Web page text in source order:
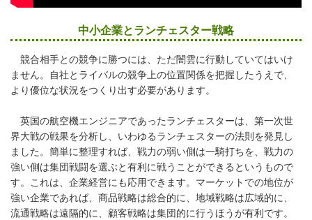
中小企業とランチェスター戦略
競合相手との競争に勝つには、ただ闇雲に行動していてはいけ
ません。自社とライバルの競争上の位置関係を把握したうえで、
より優位な状況をつくり出す必要があります。
英国の航空機エンジニアであったランチェスターは、第一次世
界大戦の戦果を分析し、いわゆるランチェスターの法則を発見し
ました。簡単に整理すれば、戦力の弱い側は一騎打ちを、戦力の
強い側は集団戦闘を選ぶと有利に戦うことができるというもので
す。これは、企業経営にも応用できます。マーケットでの地位が
強い企業であれば、商品戦略は総合的に、地域戦略は広域的に、
流通戦略は遠隔的に、顧客戦略は集団的に行うほうが有利です。